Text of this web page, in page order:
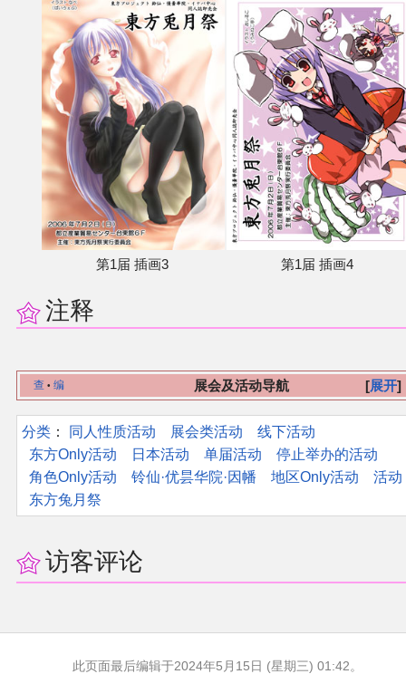
第1届 插画3 第1届 插画4
注释
展开
查 • 编 展会及活动导航
分类 ：​ 同人性质活动 展会类活动
线下活动
东方Only活动
日本活动 单届活动
停止举办的活动
角色Only活动
铃仙·优昙华院·因幡 地区Only活动
活动
东方兔月祭
访客评论
捐款支持
此页面最后编辑于2024年5月15日 (星期三) 01:42。